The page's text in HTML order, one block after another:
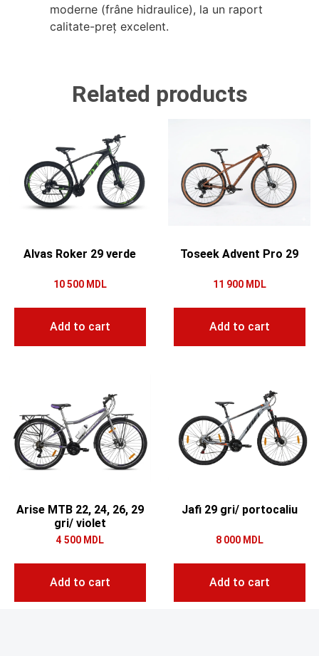
moderne (frâne hidraulice), la un raport
calitate-preț excelent.
Related products
Alvas Roker 29 verde
10 500 MDL
Add to cart
Toseek Advent Pro 29
11 900 MDL
Add to cart
Arise MTB 22, 24, 26, 29
gri/ violet
4 500 MDL
Add to cart
Jafi 29 gri/ portocaliu
8 000 MDL
Add to cart